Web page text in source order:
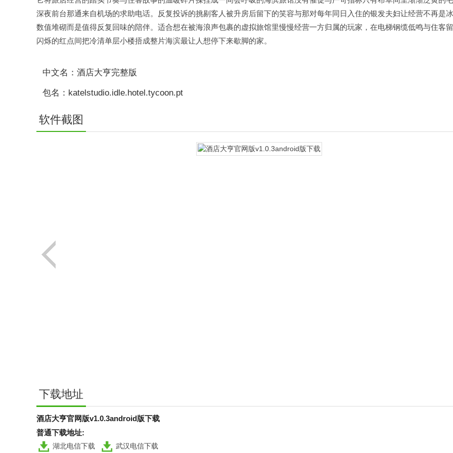
深夜前台那通来自机场的求助电话。反复投诉的挑剔客人被升房后留下的笑容与那对每年同日入住的银发夫妇让经营不再是
数值堆砌而是值得反复回味的陪伴。适合想在被海浪声包裹的虚拟旅馆里慢慢经营一方归属的玩家，在电梯钢缆低鸣与住客
闪烁的红点间把冷清单层小楼捂成整片海滨最让人想停下来歇脚的家。
中文名：酒店大亨完整版
包名：katelstudio.idle.hotel.tycoon.pt
软件截图
下载地址
酒店大亨官网版v1.0.3android版下载
普通下载地址:
湖北电信下载
武汉电信下载